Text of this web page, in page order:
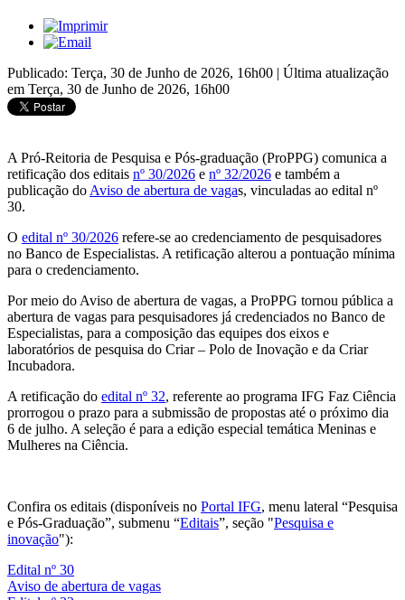
Publicado: Terça, 30 de Junho de 2026, 16h00 | Última atualização
em Terça, 30 de Junho de 2026, 16h00
A Pró-Reitoria de Pesquisa e Pós-graduação (ProPPG) comunica a
retificação dos editais nº 30/2026 e nº 32/2026 e também a
publicação do Aviso de abertura de vagas, vinculadas ao edital nº
30.
O edital nº 30/2026 refere-se ao credenciamento de pesquisadores
no Banco de Especialistas. A retificação alterou a pontuação mínima
para o credenciamento.
Por meio do Aviso de abertura de vagas, a ProPPG tornou pública a
abertura de vagas para pesquisadores já credenciados no Banco de
Especialistas, para a composição das equipes dos eixos e
laboratórios de pesquisa do Criar – Polo de Inovação e da Criar
Incubadora.
A retificação do edital nº 32, referente ao programa IFG Faz Ciência
prorrogou o prazo para a submissão de propostas até o próximo dia
6 de julho. A seleção é para a edição especial temática Meninas e
Mulheres na Ciência.
Confira os editais (disponíveis no Portal IFG, menu lateral “Pesquisa
e Pós-Graduação”, submenu “Editais”, seção "Pesquisa e
inovação"):
Edital nº 30
Aviso de abertura de vagas